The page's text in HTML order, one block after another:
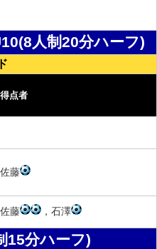
人制20分ハーフ)
得点者
佐藤
佐藤 ，石澤
15分ハーフ)